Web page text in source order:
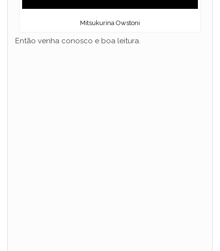
Mitsukurina Owstoni
Então venha conosco e boa leitura.